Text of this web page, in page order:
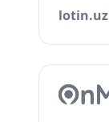
lotin.uz